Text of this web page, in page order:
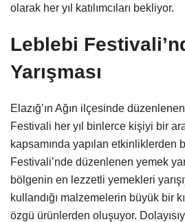
olarak her yıl katılımcıları bekliyor.
Leblebi
Yarışması
Elazığ’ın Ağın ilçesinde
Festivali her yıl binlerce kişiyi bir
kapsamında yapılan etkinliklerden
Festivali’nde düzenlenen yemek
bölgenin en lezzetli yemekleri
kullandığı malzemelerin büyük bir
özgü ürünlerden oluşuyor.